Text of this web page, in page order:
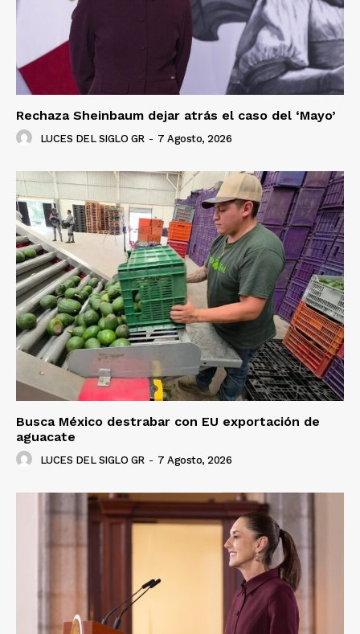
Rechaza Sheinbaum dejar atrás el caso del ‘Mayo’
LUCES DEL SIGLO GR - 7 Agosto, 2026
Busca México destrabar con EU exportación de
aguacate
LUCES DEL SIGLO GR - 7 Agosto, 2026